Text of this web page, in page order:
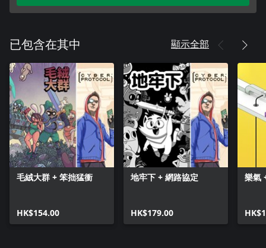
已包含在其中 顯示全部
毛絨大群 + 笨拙猛衝
HK$154.00
地牢下 + 網路協定
HK$179.00
樂氣